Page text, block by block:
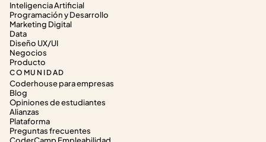
Inteligencia Artificial
Programación y Desarrollo
Marketing Digital
Data
Diseño UX/UI
Negocios
Producto
COMUNIDAD
Coderhouse para empresas
Blog
Opiniones de estudiantes
Alianzas
Plataforma
Preguntas frecuentes